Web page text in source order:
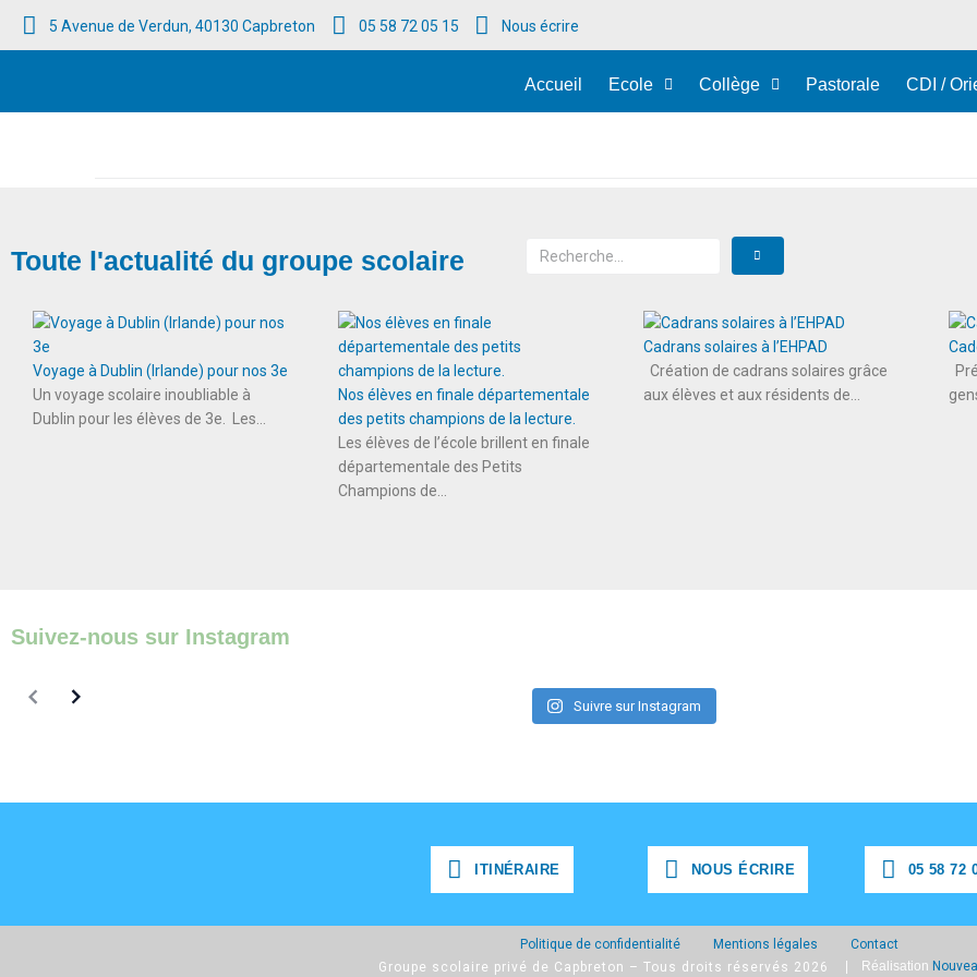
5 Avenue de Verdun, 40130 Capbreton 05 58 72 05 15 Nous écrire
Accueil Ecole Collège Pastorale CDI /
Toute l'actualité du groupe scolaire
Voyage à Dublin (Irlande) pour nos 3e
Un voyage scolaire inoubliable à
Dublin pour les élèves de 3e. Les...
Nos élèves en finale départementale
des petits champions de la lecture.
Les élèves de l’école brillent en finale
départementale des Petits
Champions de...
Cadrans solaires à l’EHPAD
Création de cadrans solaires grâce
aux élèves et aux résidents de...
Suivez-nous sur Instagram
Suivre sur Instagram
ITINÉRAIRE NOUS ÉCRIRE 05 58 72
Politique de confidentialité Mentions légales
Contact
Groupe scolaire privé de Capbreton – Tous droits réservés 2026
| Réalisation